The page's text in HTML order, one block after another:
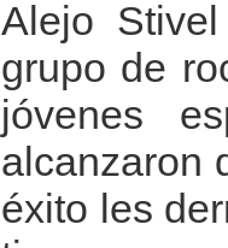
Alejo
grupo de
jóvenes
alcanzaron
éxito les